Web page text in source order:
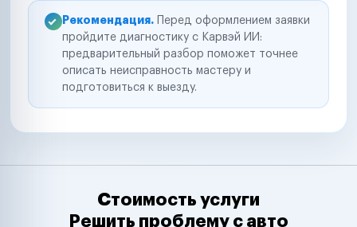
Рекомендация. Перед оформлением заявки
пройдите диагностику с Карвэй ИИ:
предварительный разбор поможет точнее
описать неисправность мастеру и
подготовиться к выезду.
Стоимость услуги
Решить проблему с авто